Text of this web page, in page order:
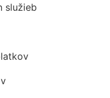
služieb